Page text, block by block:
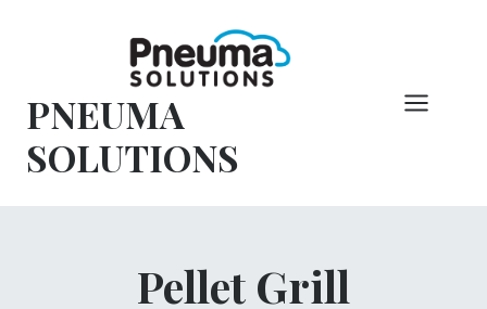
PNEUMA
SOLUTIONS
Pellet Grill